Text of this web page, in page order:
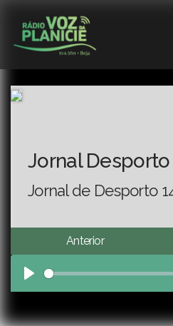
Jornal Desporto
Jornal de Desporto
Anterior
Play